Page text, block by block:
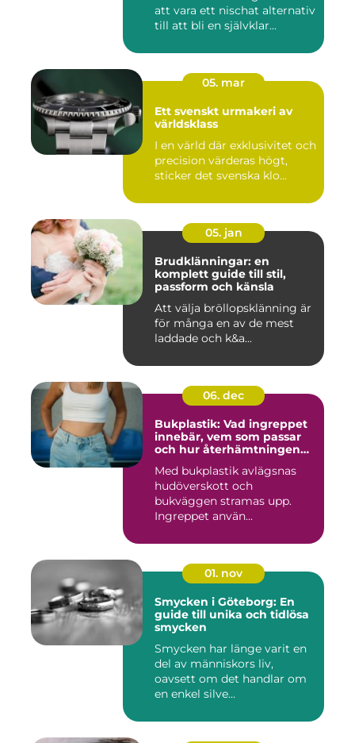
att vara ett nischat alternativ
till att bli en självklar...
05. mar
Ett svenskt urmakeri av
världsklass
I en värld där exklusivitet och
precision värderas högt,
sticker det svenska klo...
05. jan
Brudklänningar: en
komplett guide till stil,
passform och känsla
Att välja bröllopsklänning är
för många en av de mest
laddade och k&a...
06. dec
Bukplastik: Vad ingreppet
innebär, vem som passar
och hur återhämtningen
Med bukplastik avlägsnas
hudöverskott och
bukväggen stramas upp.
Ingreppet använ...
01. nov
Smycken i Göteborg: En
guide till unika och tidlösa
smycken
Smycken har länge varit en
del av människors liv,
oavsett om det handlar om
en enkel silve...